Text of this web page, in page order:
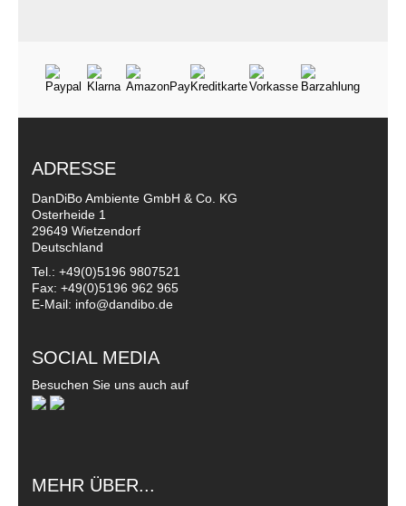
ADRESSE
DanDiBo Ambiente GmbH & Co. KG
Osterheide 1
29649 Wietzendorf
Deutschland
Tel.: +49(0)5196 9807521
Fax: +49(0)5196 962 965
E-Mail: info@dandibo.de
SOCIAL MEDIA
Besuchen Sie uns auch auf
MEHR ÜBER...